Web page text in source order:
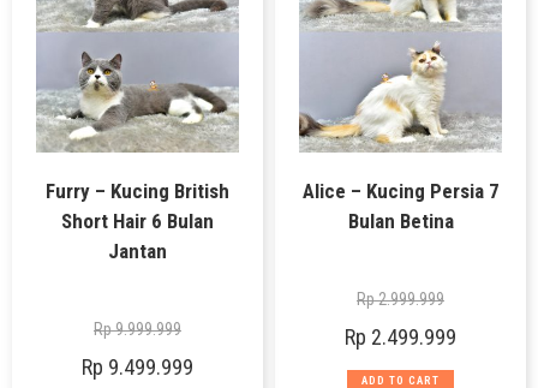
Furry – Kucing British
Short Hair 6 Bulan
Jantan
Rp9.999.999
Rp 9.499.999
Alice – Kucing Persia 7
Bulan Betina
Rp2.999.999
Rp 2.499.999
ADD TO CART